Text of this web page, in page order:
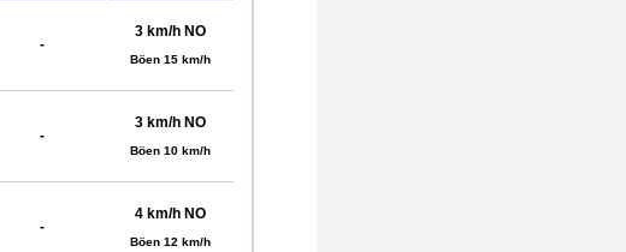
-
3 km/h NO
Böen 15 km/h
-
3 km/h NO
Böen 10 km/h
-
4 km/h NO
Böen 12 km/h